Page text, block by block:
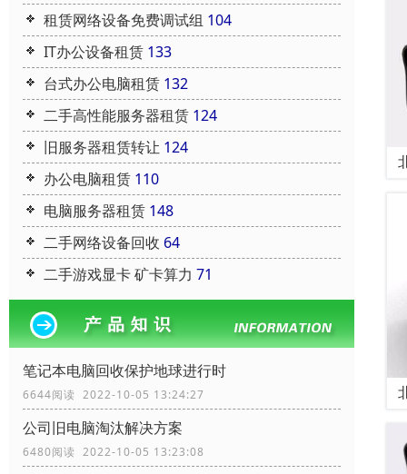
租赁网络设备免费调试组 104
IT办公设备租赁 133
台式办公电脑租赁 132
二手高性能服务器租赁 124
旧服务器租赁转让 124
办公电脑租赁 110
电脑服务器租赁 148
二手网络设备回收 64
二手游戏显卡 矿卡算力 71
笔记本电脑回收保护地球进行时
6644阅读 2022-10-05 13:24:27
公司旧电脑淘汰解决方案
6480阅读 2022-10-05 13:23:08